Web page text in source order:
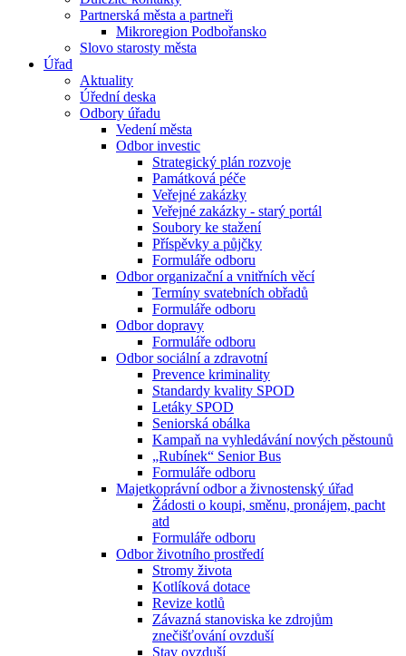
Partnerská města a partneři
Mikroregion Podbořansko
Slovo starosty města
Úřad
Aktuality
Úřední deska
Odbory úřadu
Vedení města
Odbor investic
Strategický plán rozvoje
Památková péče
Veřejné zakázky
Veřejné zakázky - starý portál
Soubory ke stažení
Příspěvky a půjčky
Formuláře odboru
Odbor organizační a vnitřních věcí
Termíny svatebních obřadů
Formuláře odboru
Odbor dopravy
Formuláře odboru
Odbor sociální a zdravotní
Prevence kriminality
Standardy kvality SPOD
Letáky SPOD
Seniorská obálka
Kampaň na vyhledávání nových pěstounů
„Rubínek“ Senior Bus
Formuláře odboru
Majetkoprávní odbor a živnostenský úřad
Žádosti o koupi, směnu, pronájem, pacht
atd
Formuláře odboru
Odbor životního prostředí
Stromy života
Kotlíková dotace
Revize kotlů
Závazná stanoviska ke zdrojům
znečišťování ovzduší
Stav ovzduší